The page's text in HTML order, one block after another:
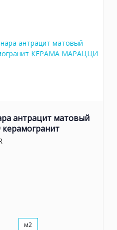
антрацит матовый
керамогранит
м2